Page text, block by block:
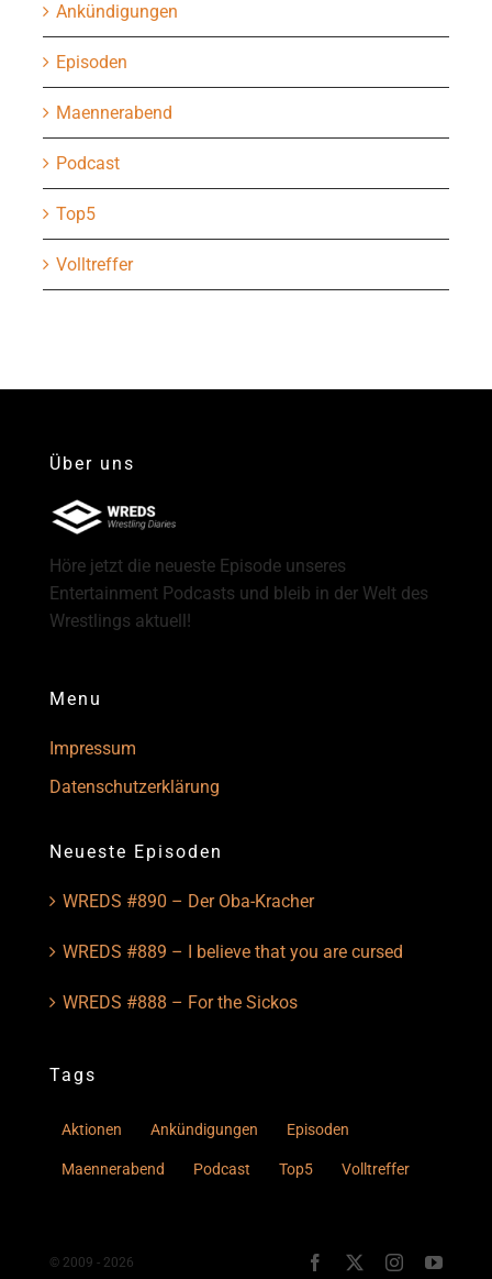
Ankündigungen
Episoden
Maennerabend
Podcast
Top5
Volltreffer
Über uns
Höre jetzt die neueste Episode unseres
Entertainment Podcasts und bleib in der Welt des
Wrestlings aktuell!
Menu
Impressum
Datenschutzerklärung
Neueste Episoden
WREDS #890 – Der Oba-Kracher
WREDS #889 – I believe that you are cursed
WREDS #888 – For the Sickos
Tags
Aktionen Ankündigungen Episoden
Maennerabend Podcast Top5 Volltreffer
© 2009 - 2026